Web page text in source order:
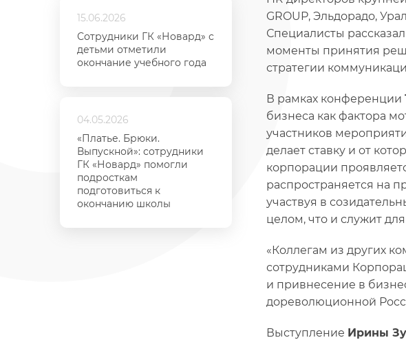
15.06.2026
Сотрудники ГК «Новард» с
детьми отметили
окончание учебного года
04.05.2026
«Платье. Брюки.
Выпускной»: сотрудники
ГК «Новард» помогли
подросткам
подготовиться к
окончанию школы
GROUP, Эльдорадо,
Специалисты
моменты принятия
стратегии
В рамках конференции
бизнеса как фактора
участников
делает ставку и от
корпорации
распространяется на
участвуя в
целом, что и служит
«Коллегам из других
сотрудниками
и привнесение в
дореволюционной
Выступление Ирины